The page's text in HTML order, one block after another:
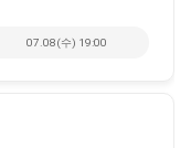
07.08(수) 19:00